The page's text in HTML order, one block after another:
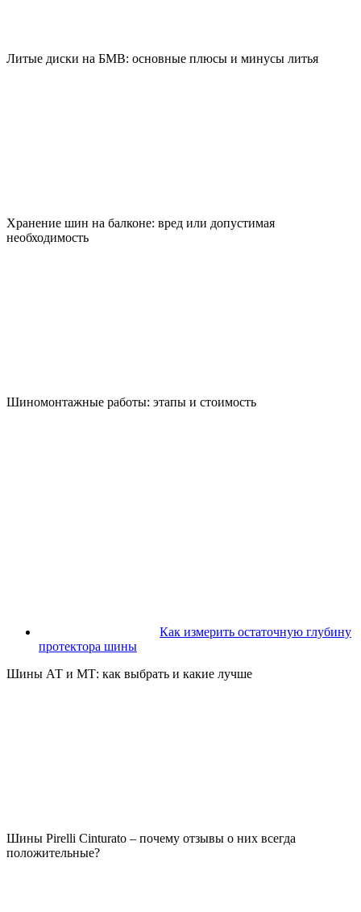
Литые диски на БМВ: основные плюсы и минусы литья
Хранение шин на балконе: вред или допустимая
необходимость
Шиномонтажные работы: этапы и стоимость
Как измерить остаточную глубину
протектора шины
Шины АТ и МТ: как выбрать и какие лучше
Шины Pirelli Cinturato – почему отзывы о них всегда
положительные?